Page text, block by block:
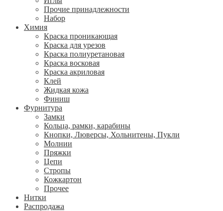
Прочие принадлежности
Набор
Химия
Краска проникающая
Краска для урезов
Краска полиуретановая
Краска восковая
Краска акриловая
Клей
Жидкая кожа
Финиш
Фурнитура
Замки
Кольца, рамки, карабины
Кнопки, Люверсы, Хольнитены, Пукли
Молнии
Пряжки
Цепи
Стропы
Кожкартон
Прочее
Нитки
Распродажа